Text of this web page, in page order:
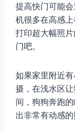
提高快门可能
机很多在高感
打印超大幅照
门吧。
如果家里附近
摄，在浅水区
间，狗狗奔跑
出非常有动感的